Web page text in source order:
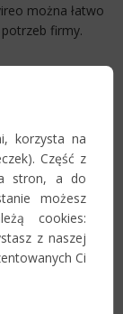
można łatwo
firmy.
w systemie,
i przydatne
Zobacz
korzysta na
Część z
stron, a do
możesz
cookies:
z naszej
Ci